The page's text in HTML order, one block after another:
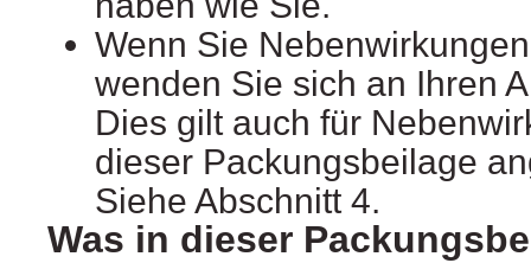
Wenn Sie
wenden Sie sich an Ihren
Dies gilt auch für
dieser Packungsbeilage
Siehe Abschnitt 4.
Was in dieser